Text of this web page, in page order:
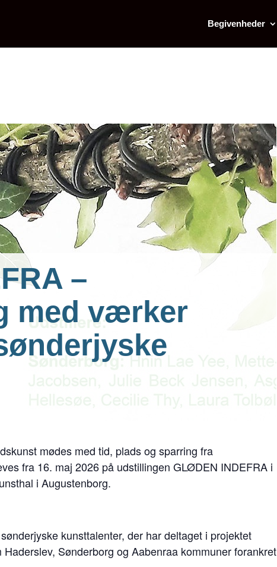
Begivenheder
–
med værker
mødes med tid, plads og sparring fra
fra 16. maj 2026 på udstillingen GLØDEN INDEFRA i
i Augustenborg.
kunsttalenter, der har deltaget i projektet
Sønderborg og Aabenraa kommuner forankret